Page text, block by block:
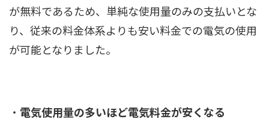
が無料であるため、単純な使用量のみの支払いとな
り、従来の料金体系よりも安い料金での電気の使用
が可能となりました。
・ 電気使用量の多いほど電気料金が安くなる